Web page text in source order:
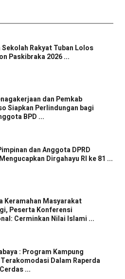
Sekolah Rakyat Tuban Lolos
Paskibraka 2026 ...
dan Pemkab
Siapkan Perlindungan bagi
BPD ...
dan Anggota DPRD
Dirgahayu RI ke 81 ...
Keramahan Masyarakat
Peserta Konferensi
Cerminkan Nilai Islami ...
: Program Kampung
Dalam Raperda
...